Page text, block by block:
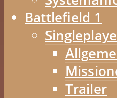
Battlefield 1
Trailer